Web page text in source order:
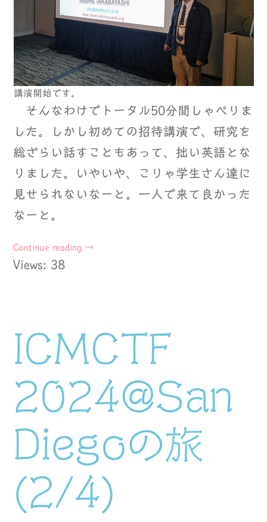
講演開始です。
そんなわけでトータル50分間しゃべりま
した。しかし初めての招待講演で、研究を
総ざらい話すこともあって、拙い英語とな
りました。いやいや、こりゃ学生さん達に
見せられないなーと。一人で来て良かった
なーと。
Continue reading →
Views: 38
ICMCTF
2024@San
Diegoの旅
(2/4)